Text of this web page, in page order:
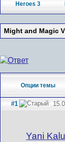
Heroes 3
Might and Magic
Опции темы
#1
Yani